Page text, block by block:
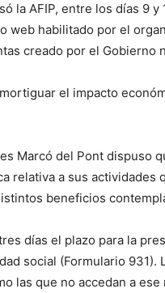
la AFIP, entre los días 9
web habilitado por el
creado por el Gobierno
el impacto
Marcó del Pont dispuso
relativa a sus actividades
beneficios
días el plazo para la
social (Formulario 931).
las que no accedan a